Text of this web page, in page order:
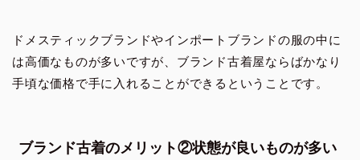
ドメスティックブランドやインポートブランドの服の中に
は高価なものが多いですが、ブランド古着屋ならばかなり
手頃な価格で手に入れることができるということです。
ブランド古着のメリット②状態が良いものが多い